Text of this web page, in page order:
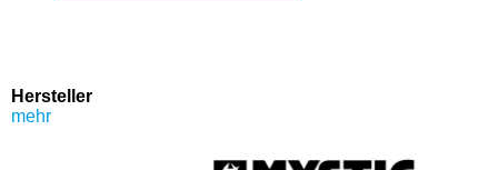
Hersteller
mehr